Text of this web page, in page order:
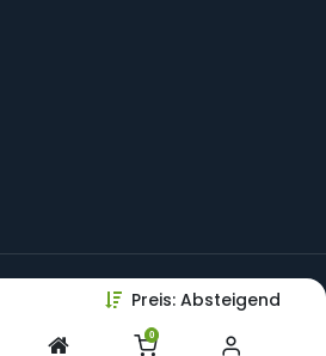
Preis: Absteigend
0
Boni-Shop GmbH
Datenpräferenzen